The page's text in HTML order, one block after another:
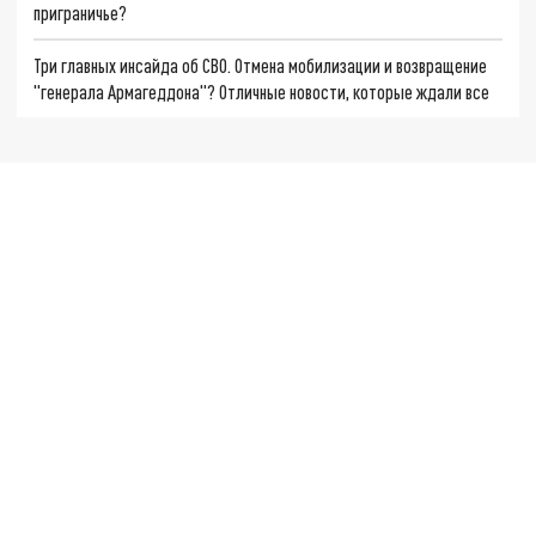
приграничье?
Три главных инсайда об СВО. Отмена мобилизации и возвращение
"генерала Армагеддона"? Отличные новости, которые ждали все